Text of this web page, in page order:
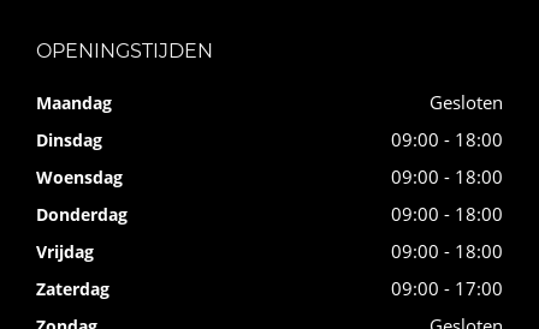
OPENINGSTIJDEN
Maandag Gesloten
Dinsdag 09:00 - 18:00
Woensdag 09:00 - 18:00
Donderdag 09:00 - 18:00
Vrijdag 09:00 - 18:00
Zaterdag 09:00 - 17:00